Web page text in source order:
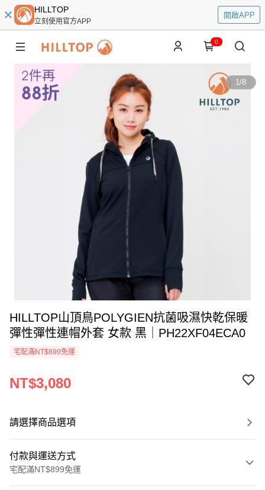
HILLTOP
立刻使用官方APP
開啟APP
0
1/8
HILLTOP山頂鳥POLYGIEN抗菌吸濕快乾保暖
彈性彈性連帽外套 女款 黑｜PH22XF04ECA0
宅配滿NT$899免運
NT$3,080
請選擇商品選項
付款與運送方式
宅配滿NT$899免運